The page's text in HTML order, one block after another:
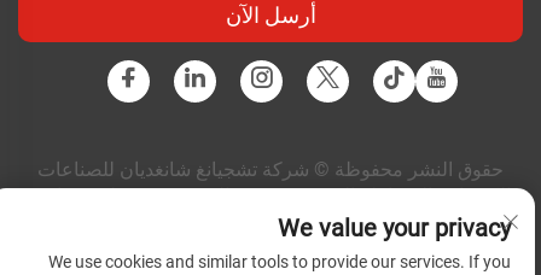
أرسل الآن
حقوق النشر محفوظة © شركة تشجيانغ شانغديان للصناعات
الكهربائية المتكاملة المحدودة. جميع الحقوق محفوظة |سياسة
الخصوصية
We value your privacy
We use cookies and similar tools to provide our services. If you